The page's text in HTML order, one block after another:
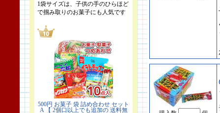
1袋サイズは、子供の手のひらほど
で掴み取りのお菓子にも人気です
500円 お菓子 袋 詰め合わせ セット
A 【 2個口以上でも追加の 送料無